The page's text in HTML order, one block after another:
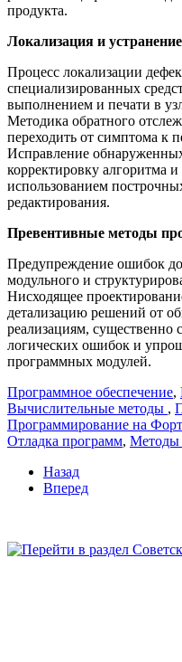
продукта.
Локализация и
Процесс локализации
специализированных
выполнением и печати в
Методика обратного
переходить от симптома к
Исправление
корректировку алгоритма
использованием
редактирования.
Превентивные методы
Предупреждение ошибок
модульного и
Нисходящее
детализацию решений от
реализациям, существенно
логических ошибок и
программных модулей.
Программное обеспечение,
Вычислительные методы ,
Программирование на
Отладка программ, Методы
Назад
Вперед